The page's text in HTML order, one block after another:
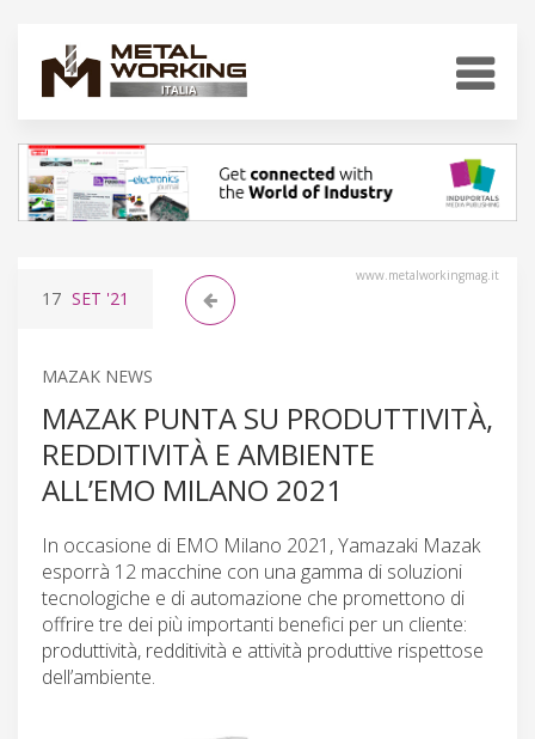
www.metalworkingmag.it
17 SET '21
MAZAK NEWS
MAZAK PUNTA SU PRODUTTIVITÀ,
REDDITIVITÀ E AMBIENTE
ALL’EMO MILANO 2021
In occasione di EMO Milano 2021, Yamazaki Mazak
esporrà 12 macchine con una gamma di soluzioni
tecnologiche e di automazione che promettono di
offrire tre dei più importanti benefici per un cliente:
produttività, redditività e attività produttive rispettose
dell’ambiente.